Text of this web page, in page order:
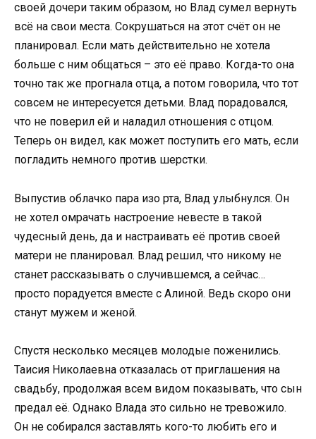
своей дочери таким образом, но Влад сумел вернуть
всё на свои места. Сокрушаться на этот счёт он не
планировал. Если мать действительно не хотела
больше с ним общаться – это её право. Когда-то она
точно так же прогнала отца, а потом говорила, что тот
совсем не интересуется детьми. Влад порадовался,
что не поверил ей и наладил отношения с отцом.
Теперь он видел, как может поступить его мать, если
погладить немного против шерстки.
Выпустив облачко пара изо рта, Влад улыбнулся. Он
не хотел омрачать настроение невесте в такой
чудесный день, да и настраивать её против своей
матери не планировал. Влад решил, что никому не
станет рассказывать о случившемся, а сейчас…
просто порадуется вместе с Алиной. Ведь скоро они
станут мужем и женой.
Спустя несколько месяцев молодые поженились.
Таисия Николаевна отказалась от приглашения на
свадьбу, продолжая всем видом показывать, что сын
предал её. Однако Влада это сильно не тревожило.
Он не собирался заставлять кого-то любить его и